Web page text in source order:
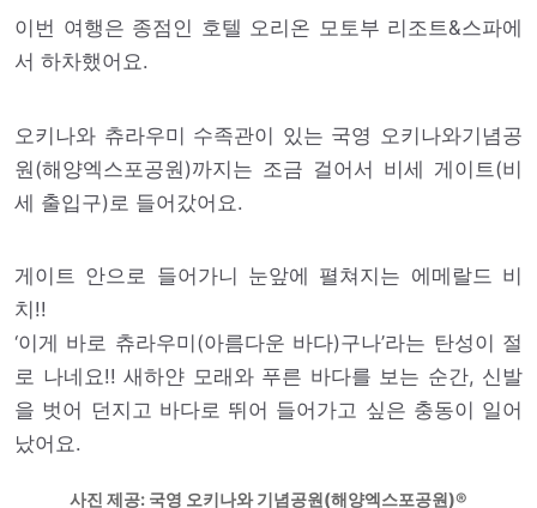
이번 여행은 종점인 호텔 오리온 모토부 리조트&스파에
서 하차했어요.
오키나와 츄라우미 수족관이 있는 국영 오키나와기념공
원(해양엑스포공원)까지는 조금 걸어서 비세 게이트(비
세 출입구)로 들어갔어요.
게이트 안으로 들어가니 눈앞에 펼쳐지는 에메랄드 비
치!!
‘이게 바로 츄라우미(아름다운 바다)구나’라는 탄성이 절
로 나네요!! 새하얀 모래와 푸른 바다를 보는 순간, 신발
을 벗어 던지고 바다로 뛰어 들어가고 싶은 충동이 일어
났어요.
사진 제공: 국영 오키나와 기념공원(해양엑스포공원)